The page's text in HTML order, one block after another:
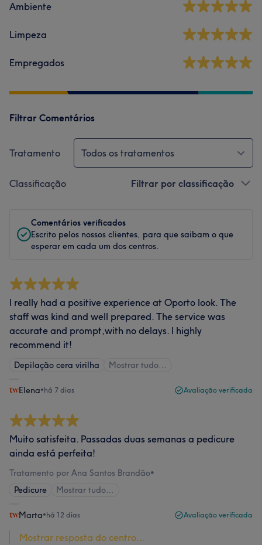
Ambiente
Limpeza
Empregados
Filtrar Comentários
Tratamento Todos os tratamentos
Classificação Filtrar por classificação
Comentários verificados
Escrito pelos nossos clientes, para que saibam o que
esperar em cada um dos centros.
I really had a positive experience at Oporto look. The
staff was kind and well prepared. The service was
accurate and prompt,with no delays. I highly
recommend it!
Depilação cera virilha Mostrar tudo…
Elena•há 7 dias Avaliação verificada
Muito satisfeita. Passadas duas semanas a pedicure
ainda está perfeita!
Tratamento por Ana Santos Brandão•
Pedicure
Mostrar tudo…
Marta•há 12 dias Avaliação verificada
Mostrar resposta do centro...